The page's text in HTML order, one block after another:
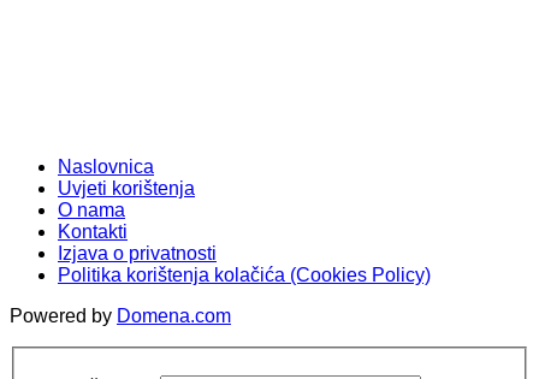
Naslovnica
Uvjeti korištenja
O nama
Kontakti
Izjava o privatnosti
Politika korištenja kolačića (Cookies Policy)
Powered by Domena.com